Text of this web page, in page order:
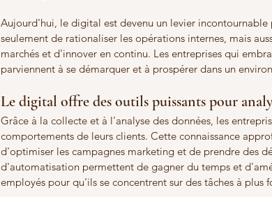
Aujourd'hui, le digital est devenu un levier
seulement de rationaliser les opérations internes, mais
marchés et d'innover en continu. Les entreprises qui
parviennent à se démarquer et à prospérer dans un
Le digital offre des outils puissants pour
Grâce à la collecte et à l'analyse des données, les
comportements de leurs clients. Cette connaissance
d'optimiser les campagnes marketing et de prendre des
d'automatisation permettent de gagner du temps et
employés pour qu'ils se concentrent sur des tâches à plus